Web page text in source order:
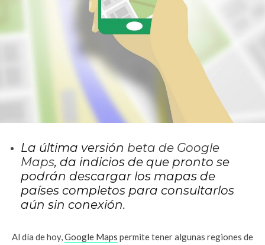
La última versión beta de Google
Maps, da indicios de que pronto se
podrán descargar los mapas de
países completos para consultarlos
aún sin conexión.
Al día de hoy,Google Maps permite tener algunas regiones de